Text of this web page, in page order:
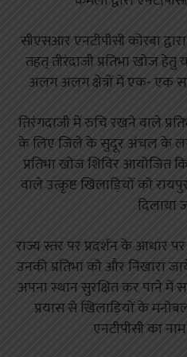
सीएसआर एनटीपीसी कोरबा
तहत् तीरंदाजी प्रतिभा खोज
अलग अलग क्षेत्रों में एक- एक
तिरंगदाजी में रुचि रखने वाले
के लिए जिले के सुदूर अंचल के
प्रतिभा खोज शिविर आयोजित
वाले उत्कृष्ट खिलाड़ियों को
दिलाया
राज्य स्तर पर प्रदर्शन के आधार
उनकी प्रतिभा को और निखारा
अपना स्थान सुरक्षित कर पाने में
प्रयास से खिलाड़ियों के
एनटीपीसी का